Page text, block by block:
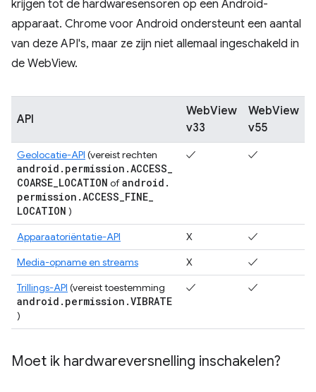
krijgen tot de hardwaresensoren op een Android-
apparaat. Chrome voor Android ondersteunt een aantal
van deze API's, maar ze zijn niet allemaal ingeschakeld in
de WebView.
API
WebView
v33
WebView
v55
Geolocatie-API (vereist rechten
android . permission .ACCESS_
COARSE_LOCATION ofandroid .
permission .ACCESS_FINE_
LOCATION )
✓ ✓
Apparaatoriëntatie-API X
✓
Media-opname en streams
X
✓
Trillings-API (vereist toestemming
android . permission .VIBRATE
)
✓ ✓
Moet ik hardwareversnelling inschakelen?